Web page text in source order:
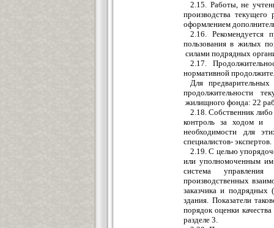
2.15. Работы, не
производства
оформлением
2.16. Рекомендуется
пользования в жилых
силами подрядных
2.17.
нормативной
Для
продолжительности
жилищного фонда: 22
2.18. Собственник
контроль за ходом и
необходимости для
специалистов- экспертов.
2.19. С целью
или уполномоченным
система
производственных
заказчика и подрядных
здания. Показатели
порядок оценки
разделе 3.